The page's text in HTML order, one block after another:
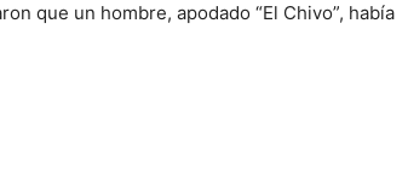
que un hombre, apodado “El Chivo”, había